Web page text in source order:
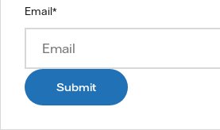
Email*
Submit